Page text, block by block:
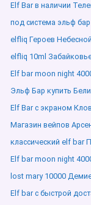
Elf Bar в наличии
под система эльф
elfliq Героев
elfliq 10ml
Elf bar moon night
Эльф Бар купить
Elf Bar с экраном
Магазин вейпов
классический elf bar
Elf bar moon night
lost mary 10000
Elf bar с быстрой